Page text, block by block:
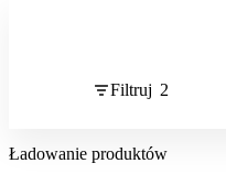
Filtruj 2
Ładowanie produktów